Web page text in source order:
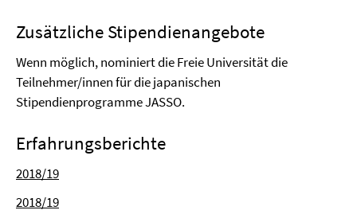
Zusätzliche Stipendienangebote
Wenn möglich, nominiert die Freie Universität die
Teilnehmer/innen für die japanischen
Stipendienprogramme JASSO.
Erfahrungsberichte
2018/19
2018/19